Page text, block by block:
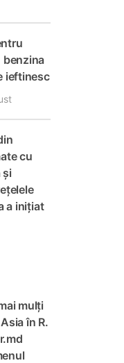
benzina
ieftinesc
cu
și
a inițiat
mulți
în R.